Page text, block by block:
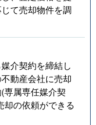
て売却物件を調
介契約を締結し
動産会社に売却
専属専任媒介契
却の依頼ができる